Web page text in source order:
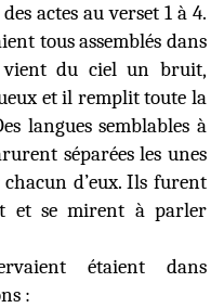
actes au verset 1 à 4.
tous assemblés dans
vient du ciel un bruit,
etil remplit toute la
langues semblables à
séparées les unes
d’eux. Ils furent
et se mirent à parler
étaient dans
: